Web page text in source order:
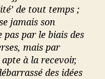
de tout temps ;
jamais son
par le biais des
mais par
apte à la recevoir,
des idées